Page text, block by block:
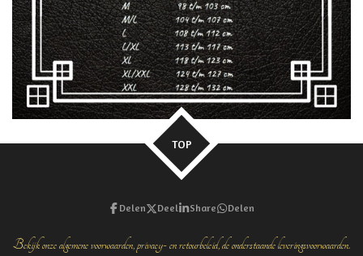
TOP
Delen Deel Share Delen
Bekijk onze algemene voorwaarden, privacy- en retourbeleid, de onderstaande leveringsvoorwaarden.